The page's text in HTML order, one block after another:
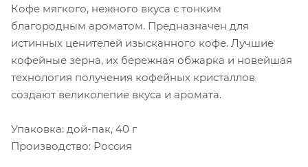
Кофе мягкого, нежного вкуса с тонким
благородным ароматом. Предназначен для
истинных ценителей изысканного кофе. Лучшие
кофейные зерна, их бережная обжарка и новейшая
технология получения кофейных кристаллов
создают великолепие вкуса и аромата.
Упаковка: дой-пак, 40 г
Производство: Россия